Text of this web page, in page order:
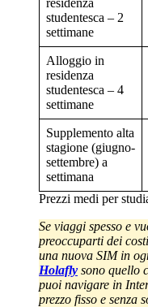
studentesca – 2
settimane
Alloggio in
residenza
studentesca – 4
settimane
Supplemento alta
stagione (giugno-
settembre) a
settimana
Prezzi medi per
Se viaggi spesso e
preoccuparti dei
una nuova SIM in
Holafly sono quello
puoi navigare in
prezzo fisso e senza